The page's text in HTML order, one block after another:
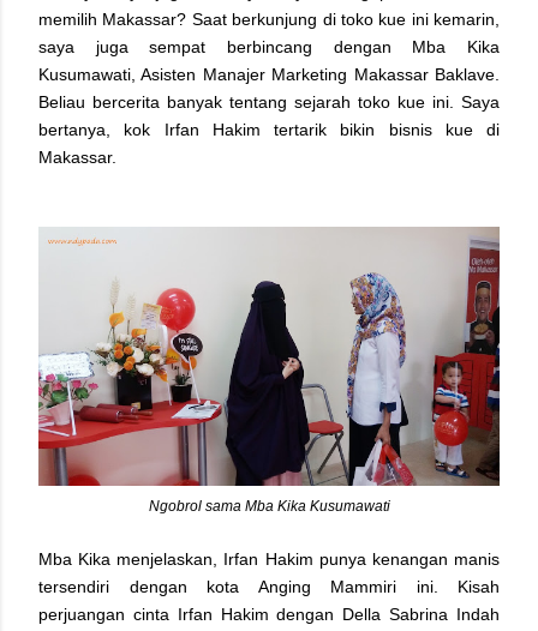
memilih Makassar? Saat berkunjung di toko kue ini kemarin,
saya juga sempat berbincang dengan Mba Kika
Kusumawati, Asisten Manajer Marketing Makassar Baklave.
Beliau bercerita banyak tentang sejarah toko kue ini. Saya
bertanya, kok Irfan Hakim tertarik bikin bisnis kue di
Makassar.
Ngobrol sama Mba Kika Kusumawati
Mba Kika menjelaskan, Irfan Hakim punya kenangan manis
tersendiri dengan kota Anging Mammiri ini. Kisah
perjuangan cinta Irfan Hakim dengan Della Sabrina Indah